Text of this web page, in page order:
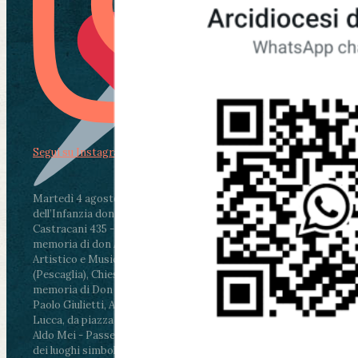
Martedì 4 agosto2026
ore 11:30 - Lucca, Scuola
dell’Infanzia don Aldo Mei - Viale Castruccio
Castracani 435 - Inaugurazione murales in
memoria di don Aldo Mei curato dal Liceo
Artistico e Musicale “Passaglia”
ore 18 - Fiano
(Pescaglia), Chiesa parrocchiale - Messa in
memoria di Don Aldo Mei celebrata da mons.
Paolo Giulietti, Arcivescovo di Lucca
ore 20.30 -
Lucca, da piazza San Michele al Cippo di don
Aldo Mei - Passeggiata della Memoria in alcuni
dei luoghi simbolo della città. Ritrovo alle ore
Segui su Instagram